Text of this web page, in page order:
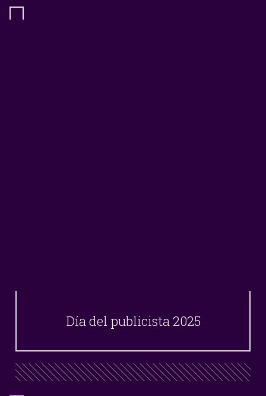
Día del publicista 2025